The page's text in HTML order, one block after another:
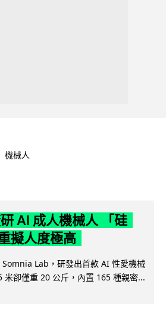
機械人
AI 成人機械人 「硅
擬人度極高
Lab，研發出首款 AI 性愛機械
米卻僅重 20 公斤，內置 165 種親密...